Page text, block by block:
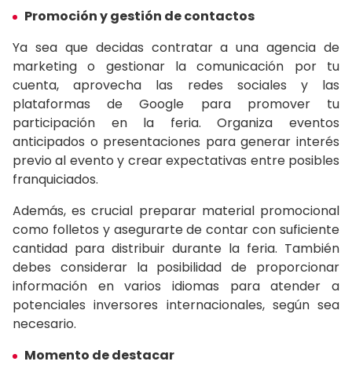
Promoción y gestión de contactos
Ya sea que decidas contratar a una agencia de
marketing o gestionar la comunicación por tu
cuenta, aprovecha las redes sociales y las
plataformas de Google para promover tu
participación en la feria. Organiza eventos
anticipados o presentaciones para generar interés
previo al evento y crear expectativas entre posibles
franquiciados.
Además, es crucial preparar material promocional
como folletos y asegurarte de contar con suficiente
cantidad para distribuir durante la feria. También
debes considerar la posibilidad de proporcionar
información en varios idiomas para atender a
potenciales inversores internacionales, según sea
necesario.
Momento de destacar